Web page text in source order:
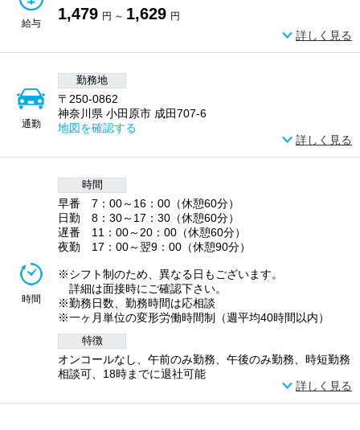
給与
1,479 円 ～ 1,629 円
詳しく見る
通勤
勤務地
〒250-0862
神奈川県 小田原市 成田707-6
地図を確認する
詳しく見る
時間
時間
早番 7：00～16：00（休憩60分）
日勤 8：30～17：30（休憩60分）
遅番 11：00～20：00（休憩60分）
夜勤 17：00～翌9：00（休憩90分）
※シフト制のため、異なる日もございます。
詳細は面接時にご確認下さい。
※勤務日数、勤務時間は応相談
※一ヶ月単位の変形労働時間制（週平均40時間以内）
特徴
オンコールなし、午前のみ勤務、午後のみ勤務、時短勤務
相談可、18時までに退社可能
詳しく見る